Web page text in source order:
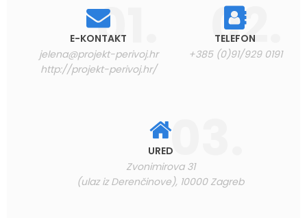
E-KONTAKT
jelena@projekt-perivoj.hr
http://projekt-perivoj.hr/
TELEFON
+385 (0)91/929 0191
URED
Zvonimirova 31
(ulaz iz Derenčinove), 10000 Zagreb